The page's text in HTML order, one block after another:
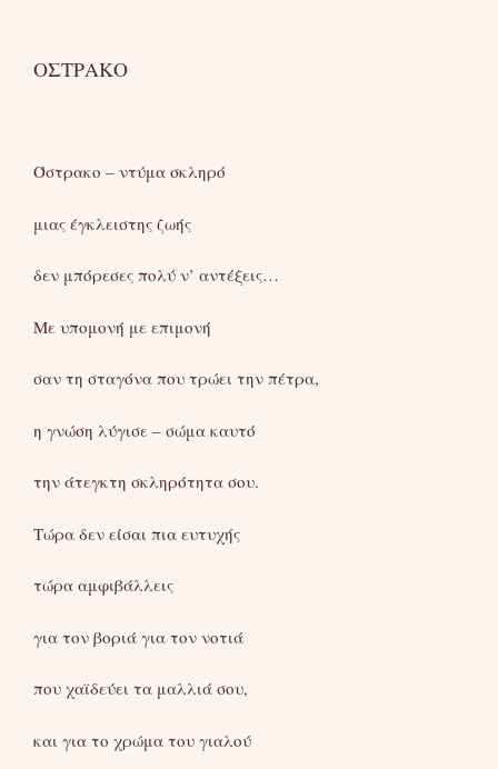
ΟΣΤΡΑΚΟ
Όστρακο – ντύμα σκληρό
μιας έγκλειστης ζωής
δεν μπόρεσες πολύ ν’ αντέξεις…
Με υπομονή με επιμονή
σαν τη σταγόνα που τρώει την πέτρα,
η γνώση λύγισε – σώμα καυτό
την άτεγκτη σκληρότητα σου.
Τώρα δεν είσαι πια ευτυχής
τώρα αμφιβάλλεις
για τον βοριά για τον νοτιά
που χαϊδεύει τα μαλλιά σου,
και για το χρώμα του γιαλού